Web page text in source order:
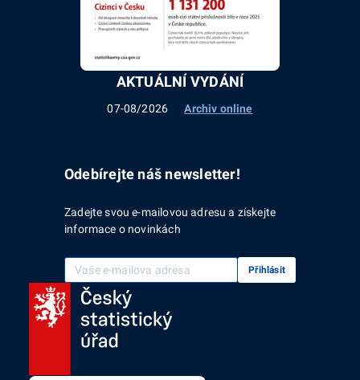
AKTUÁLNÍ VYDÁNÍ
07-08/2026 Archiv online
Odebírejte náš newsletter!
Zadejte svou e-mailovou adresu a získejte
informace o novinkách
Vaše e-mailová adresa Přihlásit